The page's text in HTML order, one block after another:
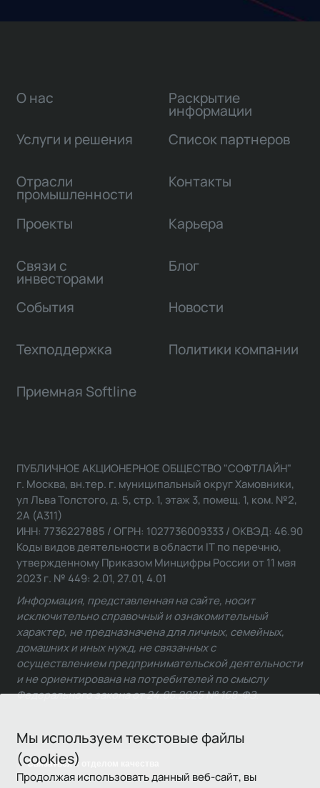
Мы используем текстовые файлы
(cookies)
Продолжая использовать данный веб-сайт, вы
О нас
Услуги и решения
Отрасли
промышленности
Проекты
Связи с
инвесторами
Раскрытие
информации
Список партнеров
Контакты
Карьера
Блог
События Новости
Техподдержка Политики компании
Приемная Softline
Связаться с отделом качества
ПУБЛИЧНОЕ АКЦИОНЕРНОЕ ОБЩЕСТВО "СОФТЛАЙН"
г. Москва, вн.тер. г. муниципальный округ Хамовники,
ул Льва Толстого, д. 5, стр. 1, этаж 3, помещ. 1, ком. №2,
2А (А311)
ИНН: 7736227885 / ОГРН: 1027736009333 / ОКВЭД: 46.90
Коды видов деятельности в области IT по перечню,
утвержденному Приказом Минцифры России от 11 мая
2023 г. № 449: 2.01, 27.01, 4.01
Информация, представленная на сайте, носит
исключительно справочный и ознакомительный
характер, не предназначена для личных, семейных,
домашних и иных нужд, не связанных с
осуществлением предпринимательской деятельности
и не ориентирована на потребителей по смыслу
Федерального закона от 24.06.2025 № 168-ФЗ.